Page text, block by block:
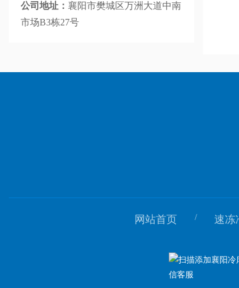
公司地址： 襄阳市樊城区万洲大道中南
市场B3栋27号
网站首页 / 速冻